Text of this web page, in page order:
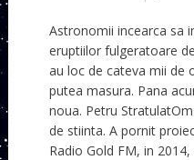
Astronomii incearca sa
eruptiilor fulgeratoare
au loc de cateva mii de
putea masura. Pana
noua. Petru
de stiinta. A pornit
Radio Gold FM, in